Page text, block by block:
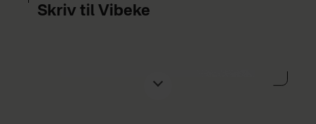
Skriv til Vibeke